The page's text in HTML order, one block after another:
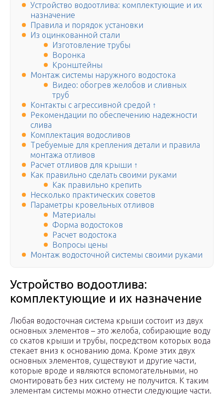
Устройство водоотлива: комплектующие и их
назначение
Правила и порядок установки
Из оцинкованной стали
Изготовление трубы
Воронка
Кронштейны
Монтаж системы наружного водостока
Видео: обогрев желобов и сливных
труб
Контакты с агрессивной средой ↑
Рекомендации по обеспечению надежности
слива
Комплектация водосливов
Требуемые для крепления детали и правила
монтажа отливов
Расчет отливов для крыши ↑
Как правильно сделать своими руками
Как правильно крепить
Несколько практических советов
Параметры кровельных отливов
Материалы
Форма водостоков
Расчет водостока
Вопросы цены
Монтаж водосточной системы своими руками
Устройство водоотлива:
комплектующие и их назначение
Любая водосточная система крыши состоит из двух
основных элементов – это желоба, собирающие воду
со скатов крыши и трубы, посредством которых вода
стекает вниз к основанию дома. Кроме этих двух
основных элементов, существуют и другие части,
которые вроде и являются вспомогательными, но
смонтировать без них систему не получится. К таким
элементам системы можно отнести следующие части.